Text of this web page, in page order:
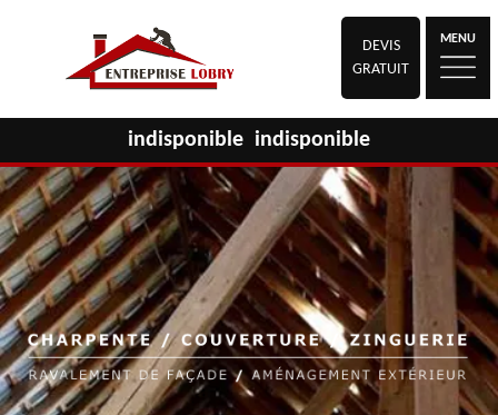
DEVIS
GRATUIT
MENU
indisponible indisponible